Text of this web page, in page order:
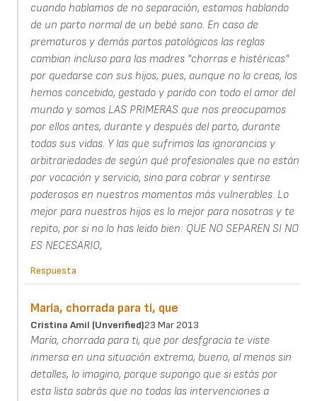
cuando hablamos de no separación, estamos hablando
de un parto normal de un bebé sano. En caso de
prematuros y demás partos patológicos las reglas
cambian incluso para las madres "chorras e histéricas"
por quedarse con sus hijos, pues, aunque no lo creas, los
hemos concebido, gestado y parido con todo el amor del
mundo y somos LAS PRIMERAS que nos preocupamos
por ellos antes, durante y después del parto, durante
todas sus vidas. Y las que sufrimos las ignorancias y
arbitrariedades de según qué profesionales que no están
por vocación y servicio, sino para cobrar y sentirse
poderosos en nuestros momentos más vulnerables. Lo
mejor para nuestros hijos es lo mejor para nosotras y te
repito, por si no lo has leido bien: QUE NO SEPAREN SI NO
ES NECESARIO,
Respuesta
María, chorrada para ti, que
Cristina Amil (unverified)23 Mar 2013
María, chorrada para ti, que por desfgracia te viste
inmersa en una situación extrema, bueno, al menos sin
detalles, lo imagino, porque supongo que si estás por
esta lista sabrás que no todas las intervenciones a